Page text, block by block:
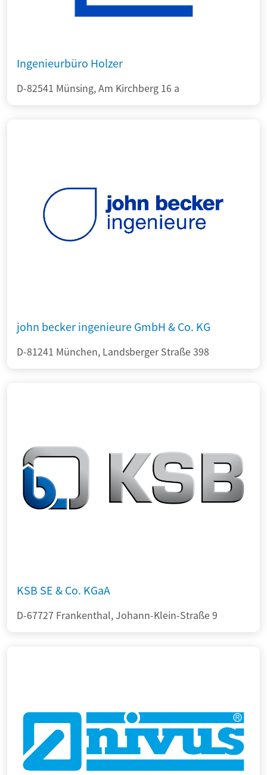
Ingenieurbüro Holzer
D-82541 Münsing, Am Kirchberg 16 a
john becker ingenieure GmbH & Co. KG
D-81241 München, Landsberger Straße 398
KSB SE & Co. KGaA
D-67727 Frankenthal, Johann-Klein-Straße 9